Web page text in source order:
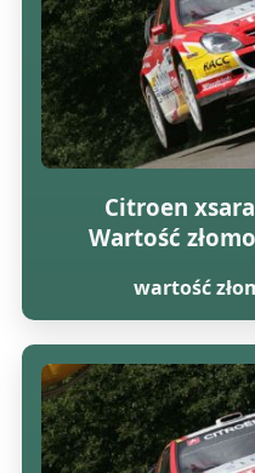
Citroen
Wartość
wartość